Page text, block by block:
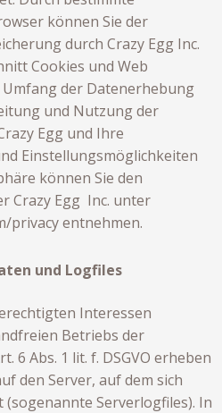
können Sie der
durch Crazy Egg Inc.
Cookies und Web
Umfang der Datenerhebung
und Nutzung der
Egg und Ihre
Einstellungsmöglichkeiten
können Sie den
Crazy Egg Inc. unter
privacyentnehmen.
und Logfiles
Interessen
Betriebs der
6 Abs. 1 lit. f. DSGVO erheben
den Server, auf dem sich
Serverlogfiles). In